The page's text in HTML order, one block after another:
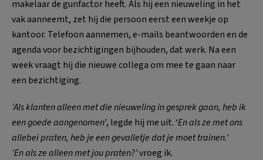
makelaar de gunfactor heeft. Als hij een nieuweling in het
vak aanneemt, zet hij die persoon eerst een weekje op
kantoor. Telefoon aannemen, e-mails beantwoorden en de
agenda voor bezichtigingen bijhouden, dat werk. Na een
week vraagt hij die nieuwe collega om mee te gaan naar
een bezichtiging.
‘Als klanten alleen met die nieuweling in gesprek gaan, heb ik
een goede aangenomen’, legde hij me uit. ‘En als ze met ons
allebei praten, heb je een gevalletje dat je moet trainen.’
‘En als ze alleen met jou praten?’vroeg ik.